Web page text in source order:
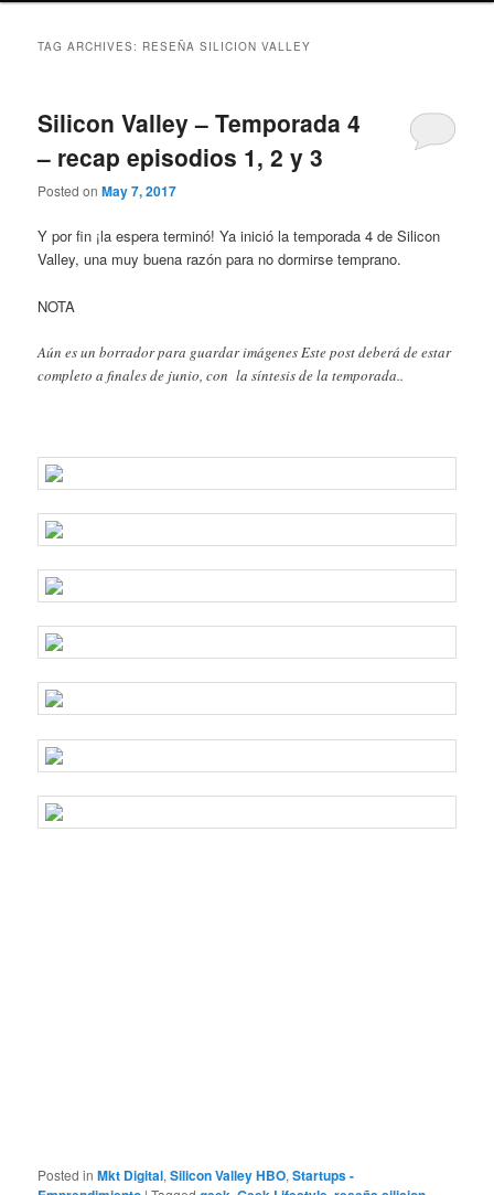
TAG ARCHIVES: RESEÑA SILICION VALLEY
Silicon Valley – Temporada 4
– recap episodios 1, 2 y 3
Posted onMay 7, 2017
Y por fin ¡la espera terminó! Ya inició la temporada 4 de Silicon
Valley, una muy buena razón para no dormirse temprano.
NOTA
Aún es un borrador para guardar imágenes Este post deberá de estar
completo a finales de junio, con la síntesis de la temporada..
Posted in Mkt Digital,Silicon Valley HBO,Startups -